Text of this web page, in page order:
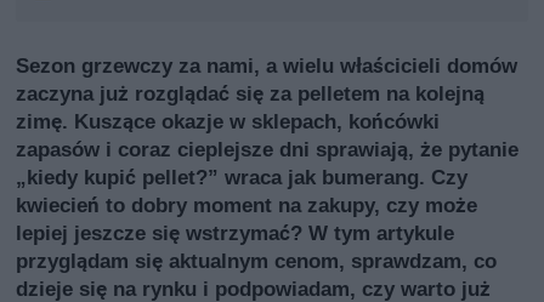
Sezon grzewczy za nami, a wielu właścicieli domów
zaczyna już rozglądać się za pelletem na kolejną
zimę. Kuszące okazje w sklepach, końcówki
zapasów i coraz cieplejsze dni sprawiają, że pytanie
„kiedy kupić pellet?” wraca jak bumerang. Czy
kwiecień to dobry moment na zakupy, czy może
lepiej jeszcze się wstrzymać? W tym artykule
przyglądam się aktualnym cenom, sprawdzam, co
dzieje się na rynku i podpowiadam, czy warto już